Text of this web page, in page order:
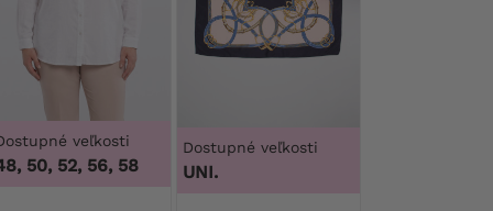
veľkosti
50, 52, 56, 58
Dostupné veľkosti
UNI.